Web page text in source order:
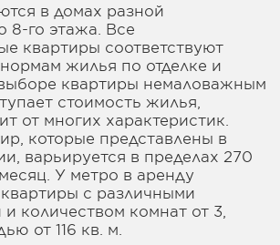
в домах разной
8-го этажа. Все
квартиры соответствуют
жилья по отделке и
квартиры немаловажным
стоимость жилья,
от многих характеристик.
которые представлены в
варьируется в пределах 270
У метро в аренду
с различными
количеством комнат от 3,
от 116 кв. м.